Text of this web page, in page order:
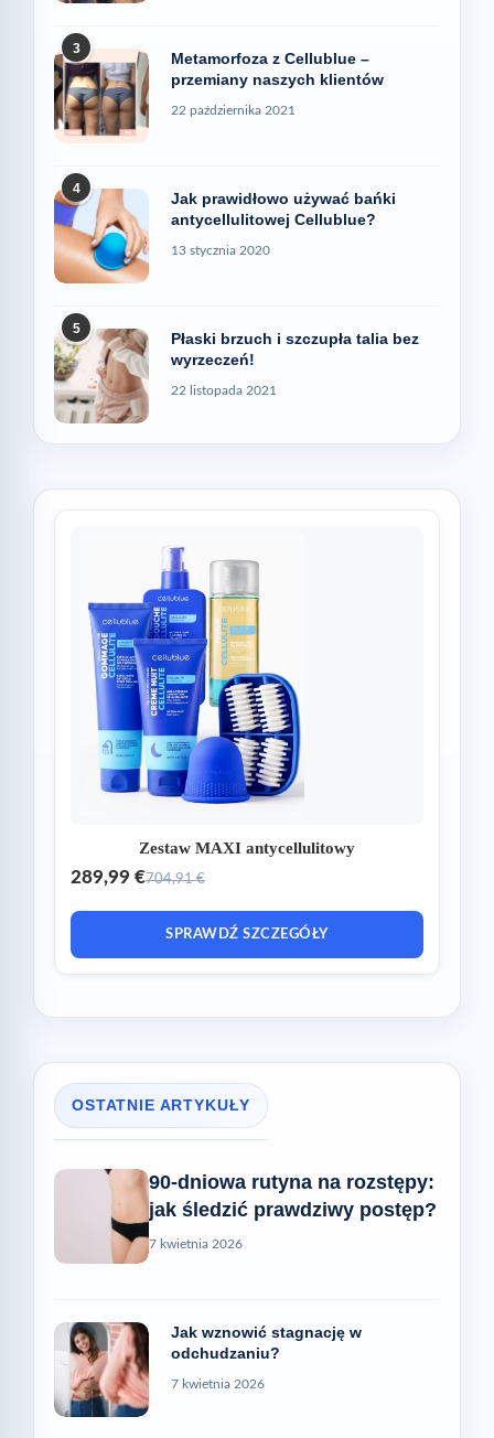
3
Metamorfoza z Cellublue –
przemiany naszych klientów
22 października 2021
4
Jak prawidłowo używać bańki
antycellulitowej Cellublue?
13 stycznia 2020
5
Płaski brzuch i szczupła talia bez
wyrzeczeń!
22 listopada 2021
Zestaw MAXI antycellulitowy
289,99 €704,91 €
SPRAWDŹ SZCZEGÓŁY
OSTATNIE ARTYKUŁY
90-dniowa rutyna na rozstępy:
jak śledzić prawdziwy postęp?
7 kwietnia 2026
Jak wznowić stagnację w
odchudzaniu?
7 kwietnia 2026